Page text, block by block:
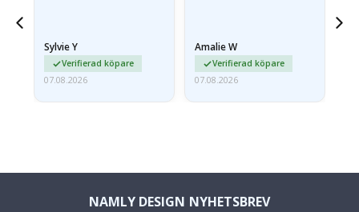
Sylvie Y
Verifierad köpare
07.08.2026
Amalie W
Verifierad köpare
07.08.2026
NAMLY DESIGN NYHETSBREV